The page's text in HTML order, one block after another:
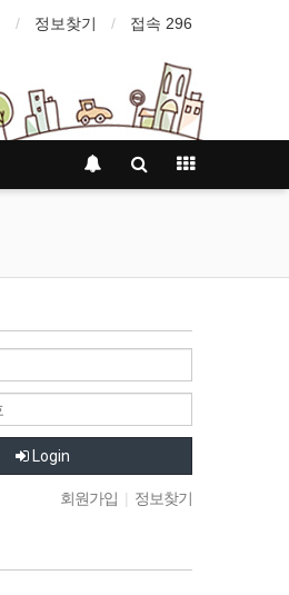
정보찾기 접속 296
Login
회원가입 | 정보찾기